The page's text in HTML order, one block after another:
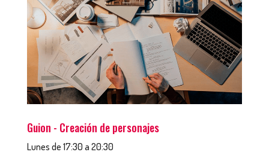
Guion - Creación de personajes
Lunes de 17:30 a 20:30